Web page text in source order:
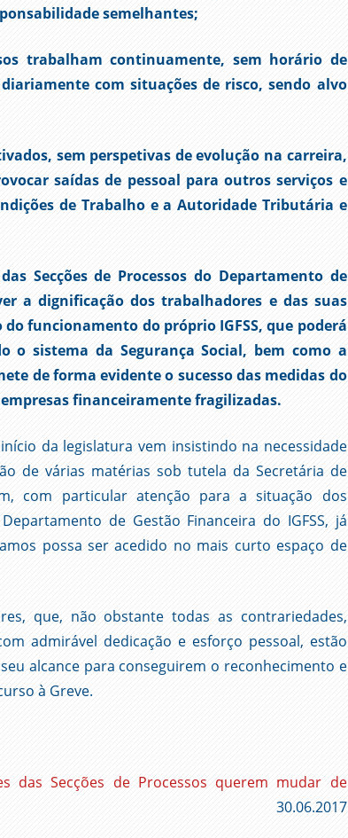
semelhantes;
trabalham continuamente, sem horário de
com situações de risco, sendo alvo
sem perspetivas de evolução na carreira,
saídas de pessoal para outros serviços e
de Trabalho e a Autoridade Tributária e
Secções de Processos do Departamento de
a dignificação dos trabalhadores e das suas
funcionamento do próprio IGFSS, que poderá
o sistema da Segurança Social, bem como a
de forma evidente o sucesso das medidas do
financeiramente fragilizadas.
da legislatura vem insistindo na necessidade
de várias matérias sob tutela da Secretária de
com particular atenção para a situação dos
de Gestão Financeira do IGFSS, já
possa ser acedido no mais curto espaço de
que, não obstante todas as contrariedades,
admirável dedicação e esforço pessoal, estão
alcance para conseguirem o reconhecimento e
à Greve.
das Secções de Processos querem mudar de
30.06.2017